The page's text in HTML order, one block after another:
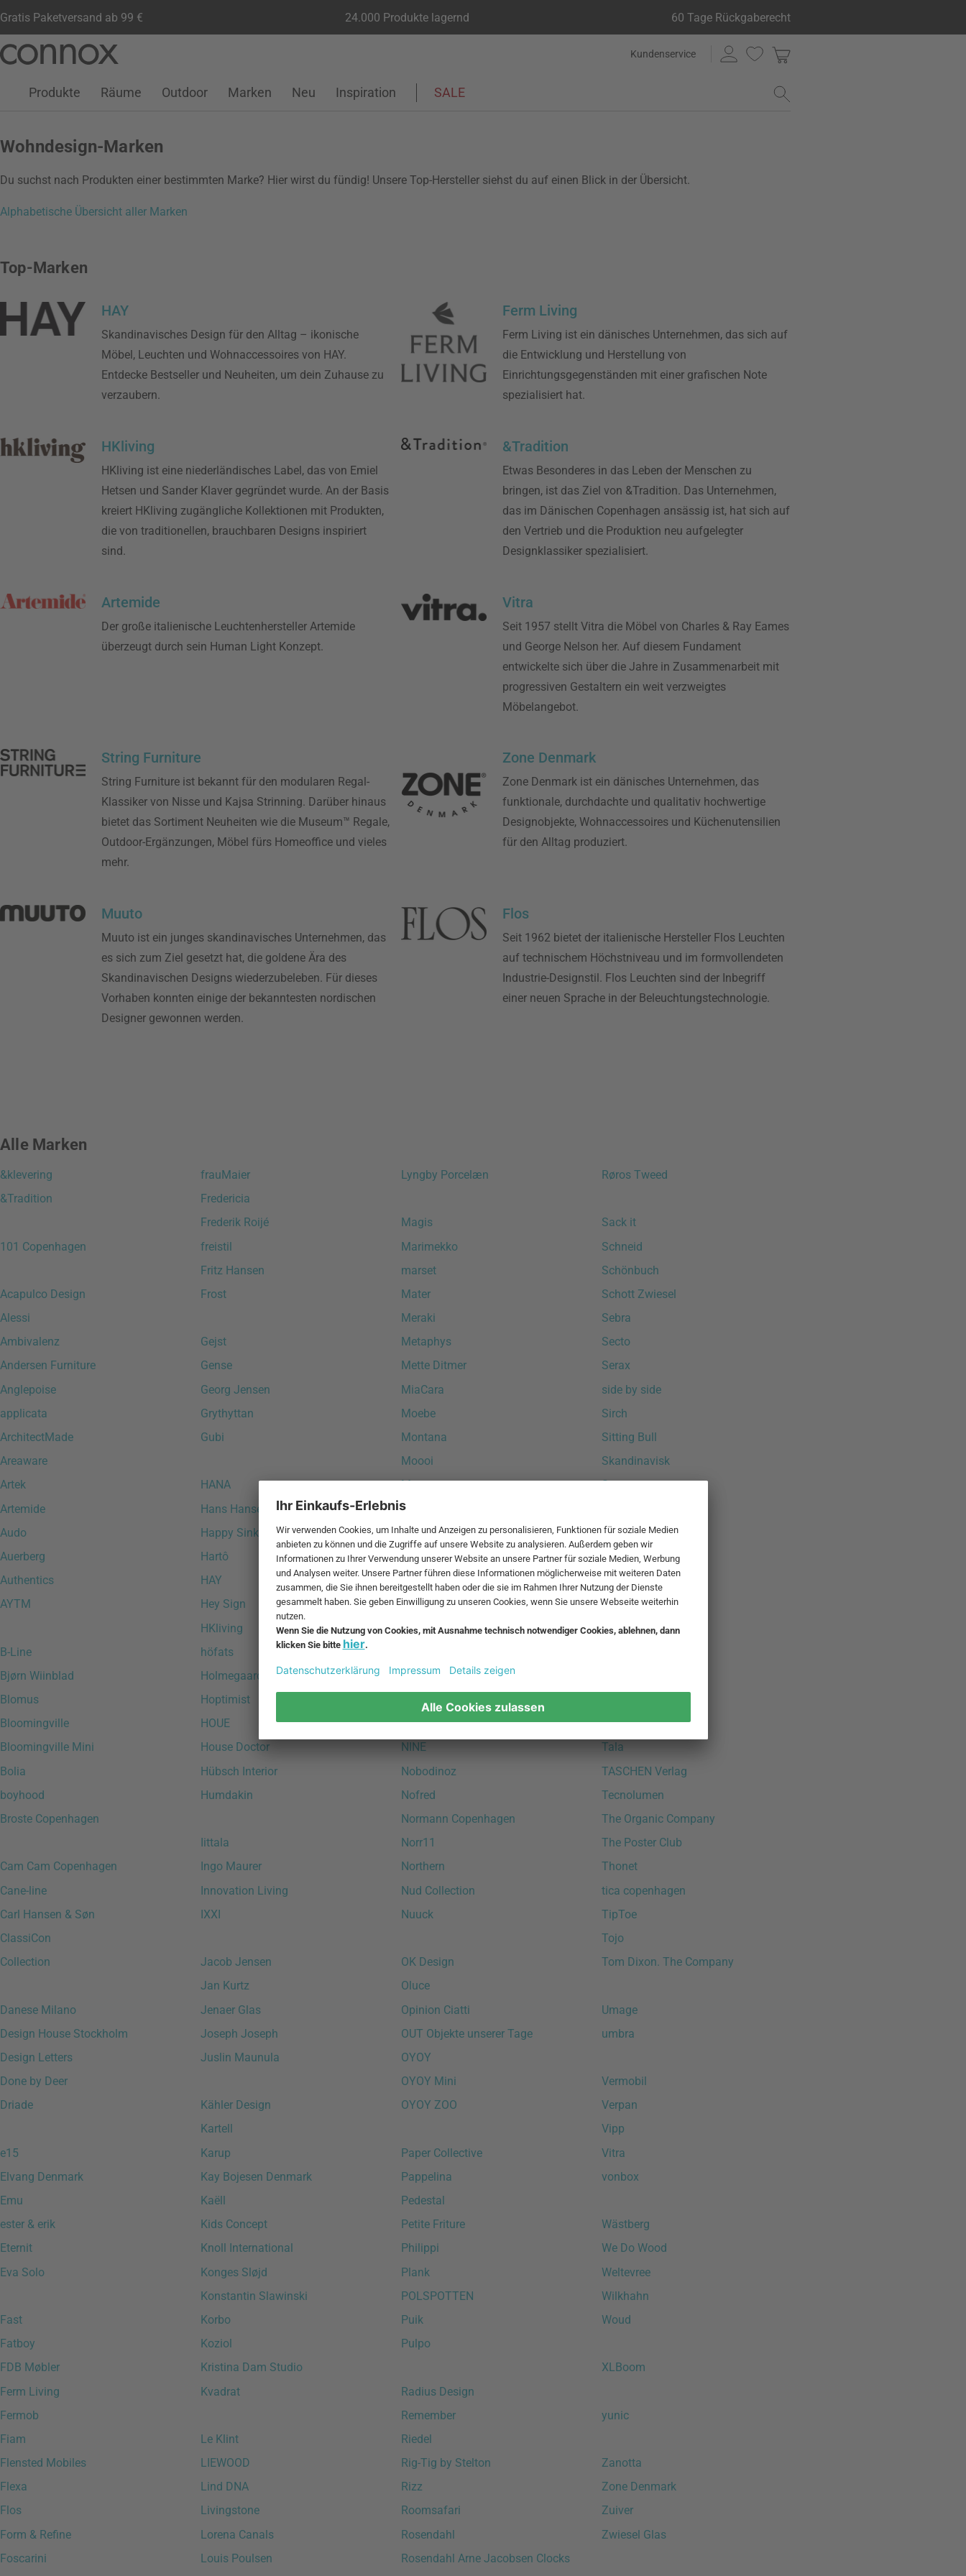
Gratis Paketversand ab 99 € 24.000 Produkte lagernd 60 Tage Rückgaberecht
Seiteninhalt
Suchfeld
Kundenservice
Kundenkonto
Wunschliste
Warenkorb
Produkte Räume Outdoor Marken Neu Inspiration SALE
Wohndesign-Marken
Du suchst nach Produkten einer bestimmten Marke? Hier wirst du fündig! Unsere Top-Hersteller siehst du auf einen Blick in der Übersicht.
Alphabetische Übersicht aller Marken
Top-Marken
HAY
Skandinavisches Design für den Alltag – ikonische
Möbel, Leuchten und Wohnaccessoires von HAY.
Entdecke Bestseller und Neuheiten, um dein Zuhause zu
verzaubern.
Ferm Living
Ferm Living ist ein dänisches Unternehmen, das sich auf
die Entwicklung und Herstellung von
Einrichtungsgegenständen mit einer grafischen Note
spezialisiert hat.
HKliving
HKliving ist eine niederländisches Label, das von Emiel
Hetsen und Sander Klaver gegründet wurde. An der Basis
kreiert HKliving zugängliche Kollektionen mit Produkten,
die von traditionellen, brauchbaren Designs inspiriert
sind.
&Tradition
Etwas Besonderes in das Leben der Menschen zu
bringen, ist das Ziel von &Tradition. Das Unternehmen,
das im Dänischen Copenhagen ansässig ist, hat sich auf
den Vertrieb und die Produktion neu aufgelegter
Designklassiker spezialisiert.
Artemide
Der große italienische Leuchtenhersteller Artemide
überzeugt durch sein Human Light Konzept.
Vitra
Seit 1957 stellt Vitra die Möbel von Charles & Ray Eames
und George Nelson her. Auf diesem Fundament
entwickelte sich über die Jahre in Zusammenarbeit mit
progressiven Gestaltern ein weit verzweigtes
Möbelangebot.
String Furniture
String Furniture ist bekannt für den modularen Regal-
Klassiker von Nisse und Kajsa Strinning. Darüber hinaus
bietet das Sortiment Neuheiten wie die Museum™ Regale,
Outdoor-Ergänzungen, Möbel fürs Homeoffice und vieles
mehr.
Zone Denmark
Zone Denmark ist ein dänisches Unternehmen, das
funktionale, durchdachte und qualitativ hochwertige
Designobjekte, Wohnaccessoires und Küchenutensilien
für den Alltag produziert.
Muuto
Muuto ist ein junges skandinavisches Unternehmen, das
es sich zum Ziel gesetzt hat, die goldene Ära des
Skandinavischen Designs wiederzubeleben. Für dieses
Vorhaben konnten einige der bekanntesten nordischen
Designer gewonnen werden.
Flos
Seit 1962 bietet der italienische Hersteller Flos Leuchten
auf technischem Höchstniveau und im formvollendeten
Industrie-Designstil. Flos Leuchten sind der Inbegriff
einer neuen Sprache in der Beleuchtungstechnologie.
Alle Marken
&klevering
&Tradition
101 Copenhagen
Acapulco Design
Alessi
Ambivalenz
Andersen Furniture
Anglepoise
applicata
ArchitectMade
Areaware
Artek
Artemide
Audo
Auerberg
Authentics
AYTM
B-Line
Bjørn Wiinblad
Blomus
Bloomingville
Bloomingville Mini
Bolia
boyhood
Broste Copenhagen
Cam Cam Copenhagen
Cane-line
Carl Hansen & Søn
ClassiCon
Collection
Danese Milano
Design House Stockholm
Design Letters
Done by Deer
Driade
e15
Elvang Denmark
Emu
ester & erik
Eternit
Eva Solo
Fast
Fatboy
FDB Møbler
Ferm Living
Fermob
Fiam
Flensted Mobiles
Flexa
Flos
Form & Refine
Foscarini
frauMaier
Fredericia
Frederik Roijé
freistil
Fritz Hansen
Frost
Gejst
Gense
Georg Jensen
Grythyttan
Gubi
HANA
Hans Hansen Furniture
Happy Sinks
Hartô
HAY
Hey Sign
HKliving
höfats
Holmegaard
Hoptimist
HOUE
House Doctor
Hübsch Interior
Humdakin
Iittala
Ingo Maurer
Innovation Living
IXXI
Jacob Jensen
Jan Kurtz
Jenaer Glas
Joseph Joseph
Juslin Maunula
Kähler Design
Kartell
Karup
Kay Bojesen Denmark
Kaëll
Kids Concept
Knoll International
Konges Sløjd
Konstantin Slawinski
Korbo
Koziol
Kristina Dam Studio
Kvadrat
Le Klint
LIEWOOD
Lind DNA
Livingstone
Lorena Canals
Louis Poulsen
Lyngby Porcelæn
Magis
Marimekko
marset
Mater
Meraki
Metaphys
Mette Ditmer
MiaCara
Moebe
Montana
Moooi
Morsø
Müller Small Living
Muubs
Muuto
myfelt
nanimarquina
New Works
Nichba Design
Nicolas Vahé
NINE
Nobodinoz
Nofred
Normann Copenhagen
Norr11
Northern
Nud Collection
Nuuck
OK Design
Oluce
Opinion Ciatti
OUT Objekte unserer Tage
OYOY
OYOY Mini
OYOY ZOO
Paper Collective
Pappelina
Pedestal
Petite Friture
Philippi
Plank
POLSPOTTEN
Puik
Pulpo
Radius Design
Remember
Riedel
Rig-Tig by Stelton
Rizz
Roomsafari
Rosendahl
Rosendahl Arne Jacobsen Clocks
Røros Tweed
Sack it
Schneid
Schönbuch
Schott Zwiesel
Sebra
Secto
Serax
side by side
Sirch
Sitting Bull
Skandinavisk
Smeg
Softline
Stapelstein®
Steamery
Stelton
Stoff Nagel
Tala
TASCHEN Verlag
Tecnolumen
The Organic Company
The Poster Club
Thonet
tica copenhagen
TipToe
Tojo
Tom Dixon. The Company
Umage
umbra
Vermobil
Verpan
Vipp
Vitra
vonbox
Wästberg
We Do Wood
Weltevree
Wilkhahn
Woud
XLBoom
yunic
Zanotta
Zone Denmark
Zuiver
Zwiesel Glas